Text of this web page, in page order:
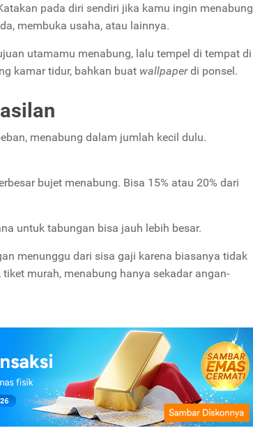
pada diri sendiri jika kamu ingin menabung
membuka usaha, atau lainnya.
utamamu menabung, lalu tempel di tempat di
kamar tidur, bahkan buat wallpaperdi ponsel.
menabung dalam jumlah kecil dulu.
bujet menabung. Bisa 15% atau 20% dari
untuk tabungan bisa jauh lebih besar.
menunggu dari sisa gaji karena biasanya tidak
murah, menabung hanya sekadar angan-